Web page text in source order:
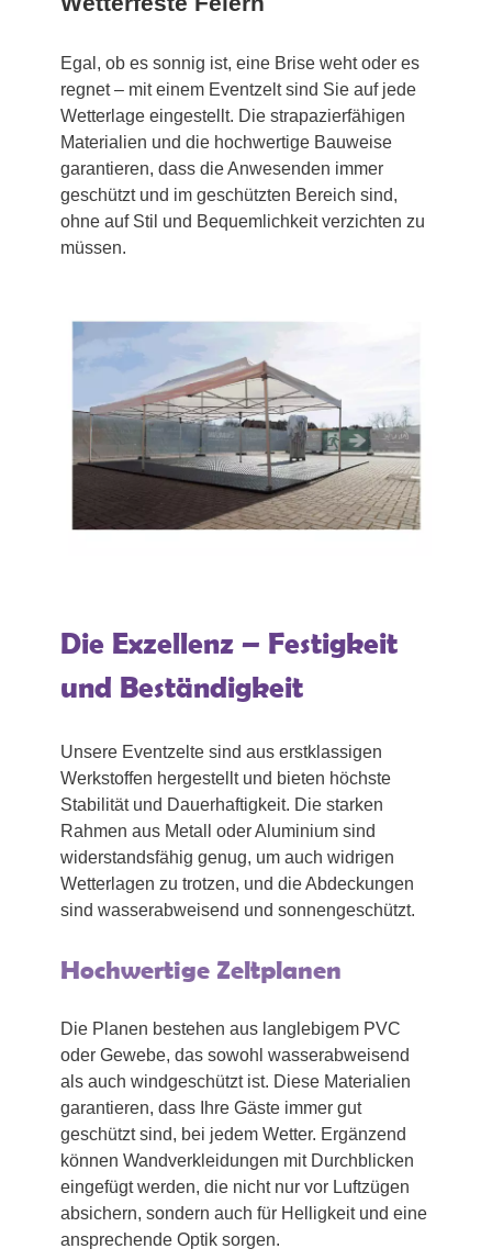
Egal, ob es sonnig ist, eine Brise weht oder es
regnet – mit einem Eventzelt sind Sie auf jede
Wetterlage eingestellt. Die strapazierfähigen
Materialien und die hochwertige Bauweise
garantieren, dass die Anwesenden immer
geschützt und im geschützten Bereich sind,
ohne auf Stil und Bequemlichkeit verzichten zu
müssen.
Die Exzellenz – Festigkeit
und Beständigkeit
Unsere Eventzelte sind aus erstklassigen
Werkstoffen hergestellt und bieten höchste
Stabilität und Dauerhaftigkeit. Die starken
Rahmen aus Metall oder Aluminium sind
widerstandsfähig genug, um auch widrigen
Wetterlagen zu trotzen, und die Abdeckungen
sind wasserabweisend und sonnengeschützt.
Hochwertige Zeltplanen
Die Planen bestehen aus langlebigem PVC
oder Gewebe, das sowohl wasserabweisend
als auch windgeschützt ist. Diese Materialien
garantieren, dass Ihre Gäste immer gut
geschützt sind, bei jedem Wetter. Ergänzend
können Wandverkleidungen mit Durchblicken
eingefügt werden, die nicht nur vor Luftzügen
absichern, sondern auch für Helligkeit und eine
ansprechende Optik sorgen.